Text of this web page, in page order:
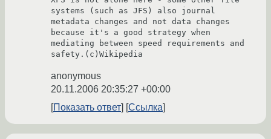
systems (such as JFS) also journal
metadata changes and not data changes
because it's a good strategy when
mediating between speed requirements and
safety.(c)Wikipedia
anonymous
20.11.2006 20:35:27 +00:00
Показать ответ
Ссылка